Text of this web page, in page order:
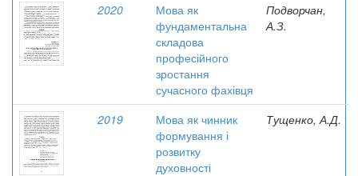
2020
Мова як
фундаментальна
складова
професійного
зростання
сучасного фахівця
Подворчан,
А.З.
2019
Мова як чинник
формування і
розвитку
духовності
Тущенко, А.Д.